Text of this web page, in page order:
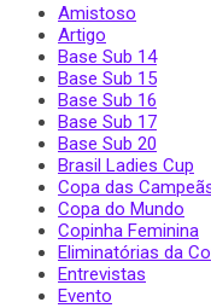
Amistoso
Artigo
Base Sub 14
Base Sub 15
Base Sub 16
Base Sub 17
Base Sub 20
Brasil Ladies Cup
Copa das
Copa do Mundo
Copinha Feminina
Eliminatórias da
Entrevistas
Evento